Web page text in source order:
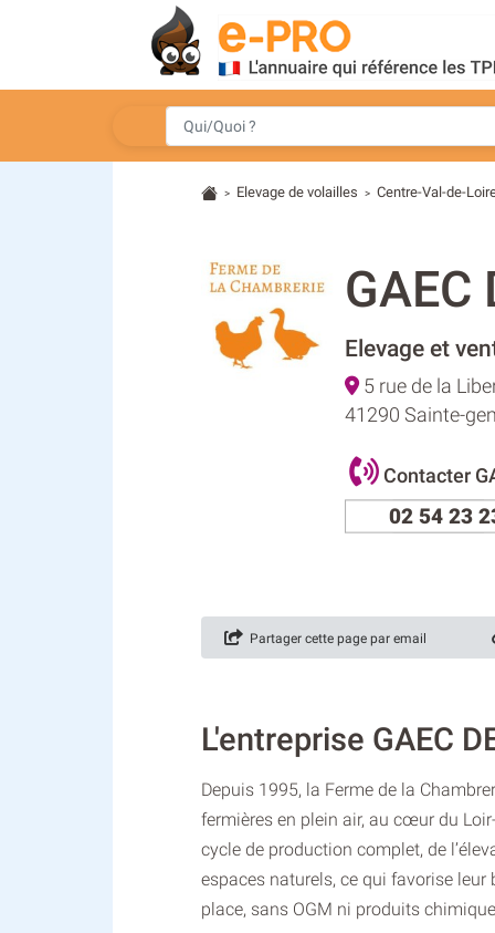
> Elevage de volailles > Centre-Val-de-
GAEC
Elevage et
5 rue de la
41290 Sainte-
Contacter
02 54 23
Partager cette page par email
L'entreprise GAEC
Depuis 1995, la Ferme de la
fermières en plein air, au cœur du
cycle de production complet, de
espaces naturels, ce qui favorise
place, sans OGM ni produits